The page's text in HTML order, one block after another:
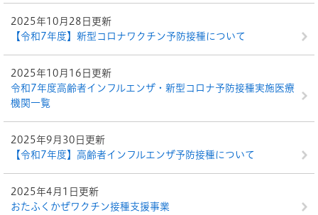
2025年10月28日更新
【令和7年度】新型コロナワクチン予防接種について
2025年10月16日更新
令和7年度高齢者インフルエンザ・新型コロナ予防接種実施医療
機関一覧
2025年9月30日更新
【令和7年度】高齢者インフルエンザ予防接種について
2025年4月1日更新
おたふくかぜワクチン接種支援事業